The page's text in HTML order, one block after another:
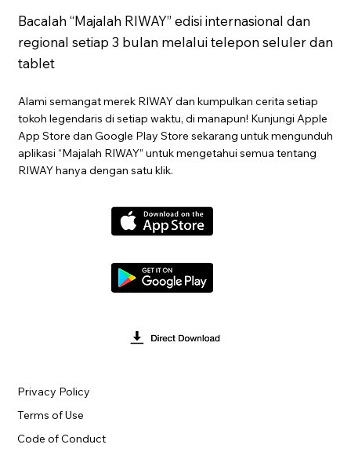
Bacalah “Majalah RIWAY” edisi internasional dan
regional setiap 3 bulan melalui telepon seluler dan
tablet
Alami semangat merek RIWAY dan kumpulkan cerita setiap
tokoh legendaris di setiap waktu, di manapun! Kunjungi Apple
App Store dan Google Play Store sekarang untuk mengunduh
aplikasi “Majalah RIWAY” untuk mengetahui semua tentang
RIWAY hanya dengan satu klik.
Terms of Use
Privacy Policy
Code of Conduct